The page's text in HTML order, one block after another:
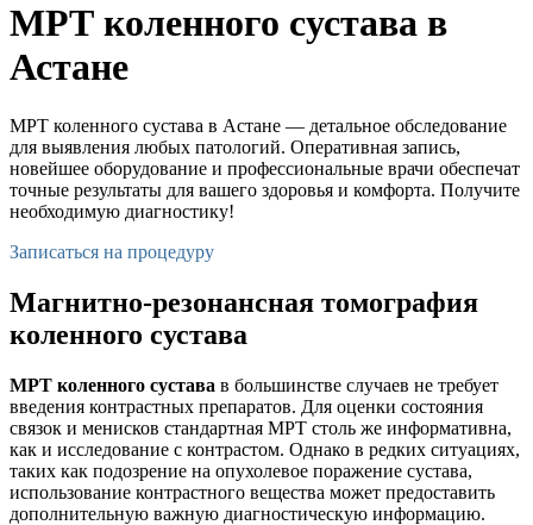
МРТ коленного сустава в
Астане
МРТ коленного сустава в Астане — детальное обследование
для выявления любых патологий. Оперативная запись,
новейшее оборудование и профессиональные врачи обеспечат
точные результаты для вашего здоровья и комфорта. Получите
необходимую диагностику!
Записаться на процедуру
Магнитно-резонансная томография
коленного сустава
МРТ коленного сустава в большинстве случаев не требует
введения контрастных препаратов. Для оценки состояния
связок и менисков стандартная МРТ столь же информативна,
как и исследование с контрастом. Однако в редких ситуациях,
таких как подозрение на опухолевое поражение сустава,
использование контрастного вещества может предоставить
дополнительную важную диагностическую информацию.